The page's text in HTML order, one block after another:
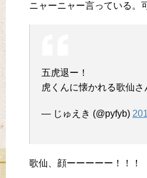
ニャーニャー言っている。
五虎退ー！
虎くんに懐かれる歌仙
— じゅえき (@pyfyb)
歌仙、顔ーーーーー！！！